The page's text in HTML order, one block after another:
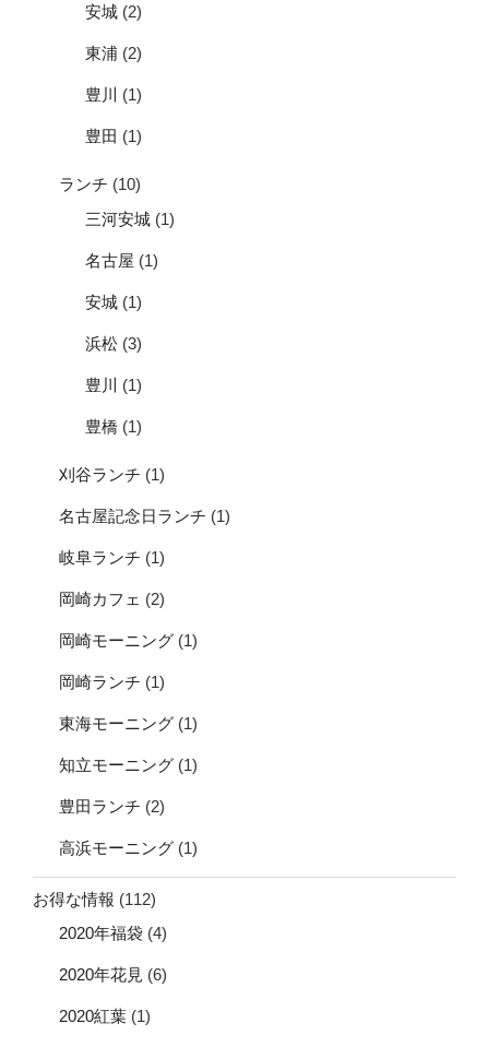
安城 (2)
東浦 (2)
豊川 (1)
豊田 (1)
ランチ (10)
三河安城 (1)
名古屋 (1)
安城 (1)
浜松 (3)
豊川 (1)
豊橋 (1)
刈谷ランチ (1)
名古屋記念日ランチ (1)
岐阜ランチ (1)
岡崎カフェ (2)
岡崎モーニング (1)
岡崎ランチ (1)
東海モーニング (1)
知立モーニング (1)
豊田ランチ (2)
高浜モーニング (1)
お得な情報 (112)
2020年福袋 (4)
2020年花見 (6)
2020紅葉 (1)